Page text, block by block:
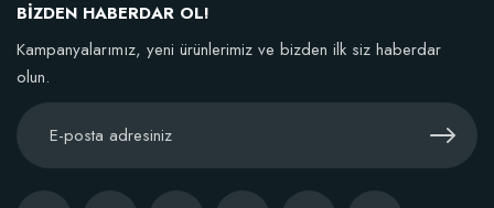
BİZDEN HABERDAR OL!
Kampanyalarımız, yeni ürünlerimiz ve bizden ilk siz haberdar
olun.